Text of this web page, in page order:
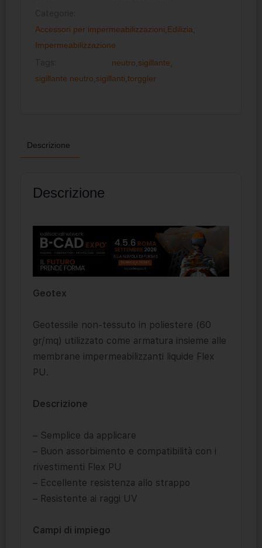
Accessori per impermeabilizzazioni Edilizia
Impermeabilizzazione
neutro sigillante
sigillante neutro sigillanti torggler
Descrizione
Descrizione
Geotex
Geotessile non-tessuto in poliestere (60
gr/mq) utilizzato come armatura insieme alle
membrane impermeabilizzanti liquide Flex
PU.
Descrizione
– Semplice da applicare
– Buon assorbimento e compatibilità con i
rivestimenti Flex PU
– Eccellente resistenza allo strappo
– Resistente ai raggi UV
Campi di impiego